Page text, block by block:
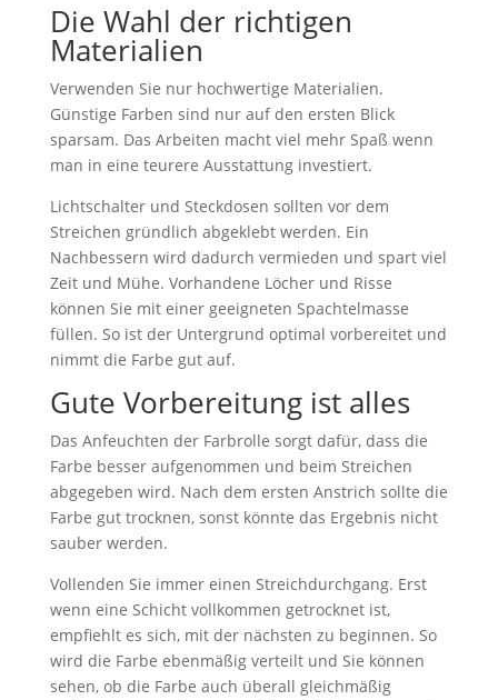
Die Wahl der richtigen
Materialien
Verwenden Sie nur hochwertige Materialien.
Günstige Farben sind nur auf den ersten Blick
sparsam. Das Arbeiten macht viel mehr Spaß wenn
man in eine teurere Ausstattung investiert.
Lichtschalter und Steckdosen sollten vor dem
Streichen gründlich abgeklebt werden. Ein
Nachbessern wird dadurch vermieden und spart viel
Zeit und Mühe. Vorhandene Löcher und Risse
können Sie mit einer geeigneten Spachtelmasse
füllen. So ist der Untergrund optimal vorbereitet und
nimmt die Farbe gut auf.
Gute Vorbereitung ist alles
Das Anfeuchten der Farbrolle sorgt dafür, dass die
Farbe besser aufgenommen und beim Streichen
abgegeben wird. Nach dem ersten Anstrich sollte die
Farbe gut trocknen, sonst könnte das Ergebnis nicht
sauber werden.
Vollenden Sie immer einen Streichdurchgang. Erst
wenn eine Schicht vollkommen getrocknet ist,
empfiehlt es sich, mit der nächsten zu beginnen. So
wird die Farbe ebenmäßig verteilt und Sie können
sehen, ob die Farbe auch überall gleichmäßig